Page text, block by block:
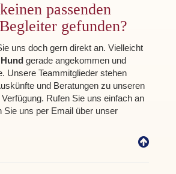
passenden
gefunden?
uns doch gern direkt an. Vielleicht
gerade angekommen und
Unsere Teammitglieder stehen
und Beratungen zu unseren
Rufen Sie uns einfach an
Sie uns per Email über unser